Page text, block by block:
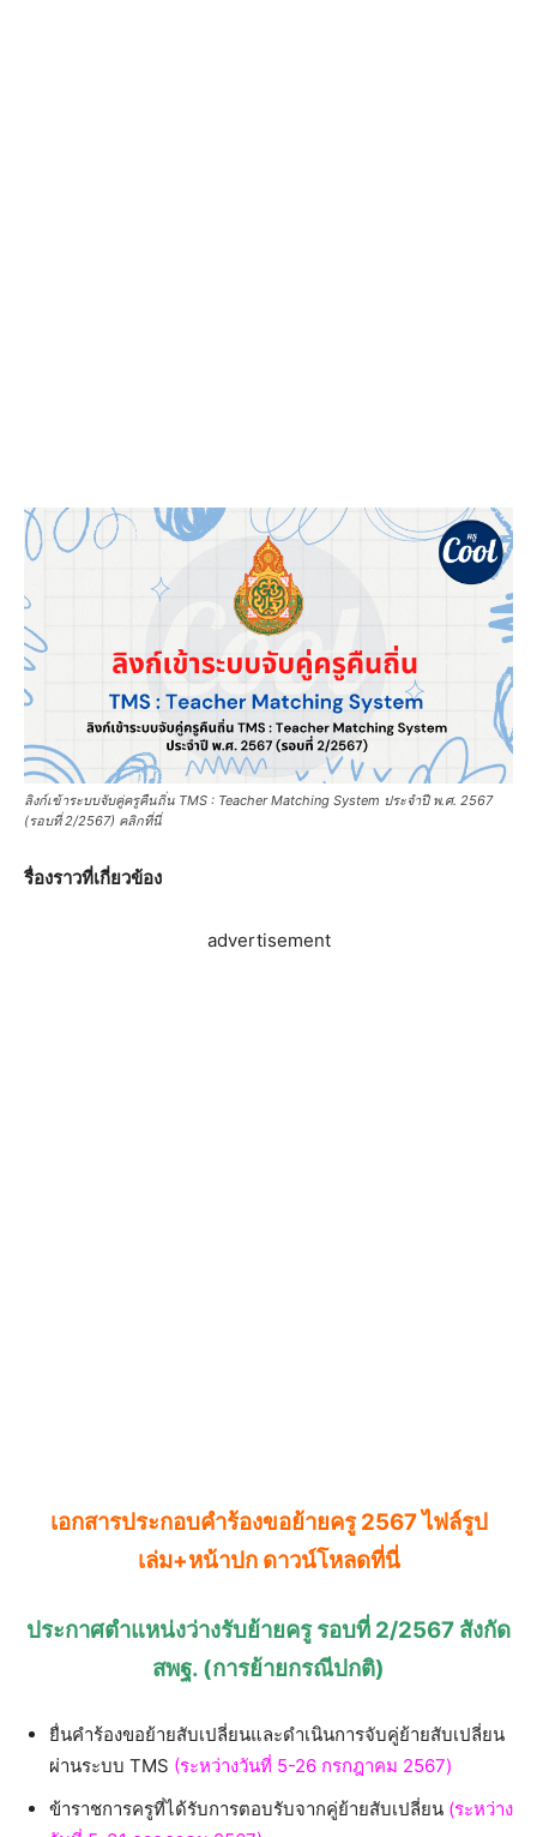
ลิงก์เข้าระบบจับคู่ครูคืนถิ่น TMS : Teacher Matching System ประจำปี พ.ศ. 2567
(รอบที่ 2/2567) คลิกที่นี่
รื่องราวที่เกี่ยวข้อง
advertisement
เอกสารประกอบคำร้องขอย้ายครู 2567ไฟล์รูป
เล่ม+หน้าปก ดาวน์โหลดที่นี่
ประกาศตำแหน่งว่างรับย้ายครู รอบที่ 2/2567 สังกัด
สพฐ. (การย้ายกรณีปกติ)
ยื่นคำร้องขอย้ายสับเปลี่ยนและดำเนินการจับคู่ย้ายสับเปลี่ยน
ผ่านระบบ TMS (ระหว่างวันที่ 5-26 กรกฎาคม 2567)
ข้าราชการครูที่ได้รับการตอบรับจากคู่ย้ายสับเปลี่ยน (ระหว่าง